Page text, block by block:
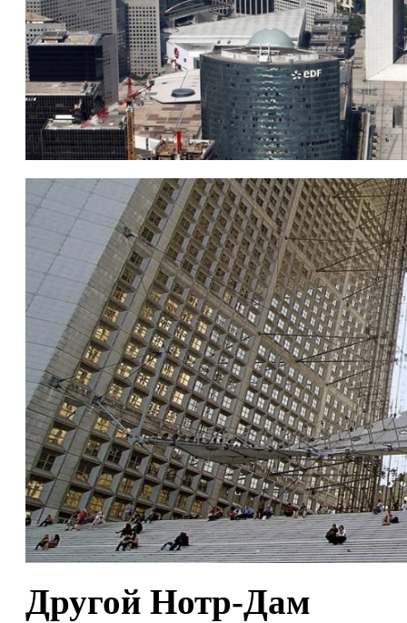
Другой Нотр-Дам